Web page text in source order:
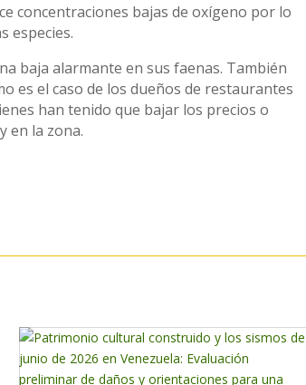
concentraciones bajas de oxígeno por lo
especies.
baja alarmante en sus faenas. También
es el caso de los dueños de restaurantes
han tenido que bajar los precios o
en la zona.